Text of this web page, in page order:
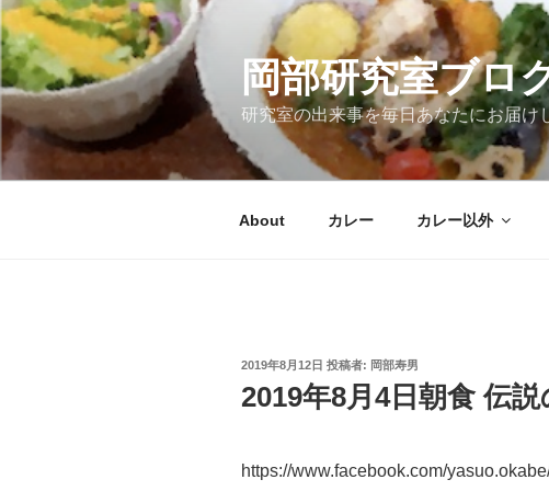
コ
ン
テ
ン
ツ
へ
ス
岡部研究室ブロ
研究室の出来事を毎日あなたにお届け
About カレー カレー以外
投
日:
2019年8月12日 投稿者: 岡部寿男
2019年8月4日朝食 伝
https://www.facebook.com/